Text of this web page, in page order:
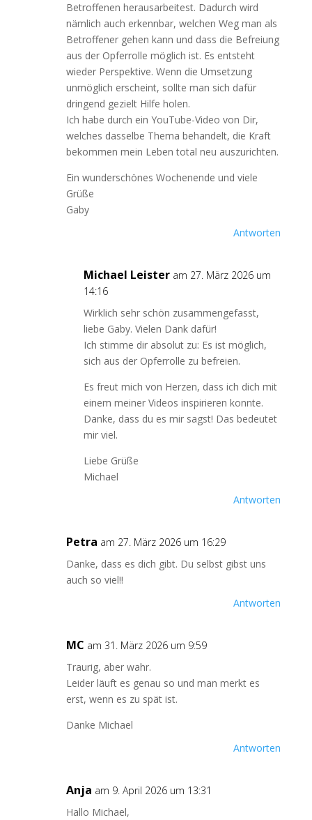
Betroffenen herausarbeitest. Dadurch wird
nämlich auch erkennbar, welchen Weg man als
Betroffener gehen kann und dass die Befreiung
aus der Opferrolle möglich ist. Es entsteht
wieder Perspektive. Wenn die Umsetzung
unmöglich erscheint, sollte man sich dafür
dringend gezielt Hilfe holen.
Ich habe durch ein YouTube-Video von Dir,
welches dasselbe Thema behandelt, die Kraft
bekommen mein Leben total neu auszurichten.
Ein wunderschönes Wochenende und viele
Grüße
Gaby
Antworten
Michael Leister am 27. März 2026 um
14:16
Wirklich sehr schön zusammengefasst,
liebe Gaby. Vielen Dank dafür!
Ich stimme dir absolut zu: Es ist möglich,
sich aus der Opferrolle zu befreien.
Es freut mich von Herzen, dass ich dich mit
einem meiner Videos inspirieren konnte.
Danke, dass du es mir sagst! Das bedeutet
mir viel.
Liebe Grüße
Michael
Antworten
Petra am 27. März 2026 um 16:29
Danke, dass es dich gibt. Du selbst gibst uns
auch so viel!!
Antworten
MC am 31. März 2026 um 9:59
Traurig, aber wahr.
Leider läuft es genau so und man merkt es
erst, wenn es zu spät ist.
Danke Michael
Antworten
Anja am 9. April 2026 um 13:31
Hallo Michael,